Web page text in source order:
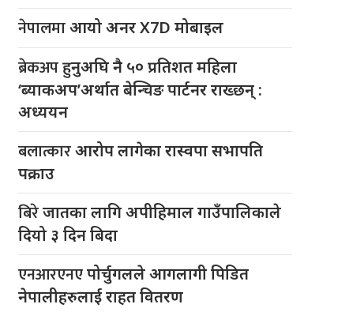
नेपालमाआयो अनर X7D मोबाइल
ब्रेकअपहुनुअघि नै ५० प्रतिशत महिला
‘ब्याकअप’अर्थात बेन्चिङ पार्टनर राख्छन् :
अध्ययन
बलात्कारआरोप लागेका रास्वपा सभापति
पक्राउ
बिरेजातका लागि अपीहिमाल गाउँपालिकाले
दियो ३ दिन बिदा
एनआरएनएपोर्चुगलले आगलागी पिडित
नेपालीहरुलाई राहत वितरण